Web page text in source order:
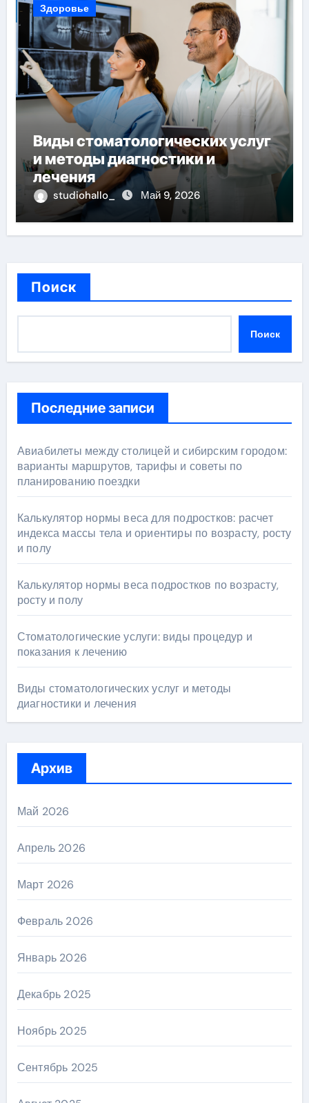
Здоровье
Виды стоматологических услуг
и методы диагностики и
лечения
studiohallo_ Май 9, 2026
Поиск
Поиск
Последние записи
Авиабилеты между столицей и сибирским городом:
варианты маршрутов, тарифы и советы по
планированию поездки
Калькулятор нормы веса для подростков: расчет
индекса массы тела и ориентиры по возрасту, росту
и полу
Калькулятор нормы веса подростков по возрасту,
росту и полу
Стоматологические услуги: виды процедур и
показания к лечению
Виды стоматологических услуг и методы
диагностики и лечения
Архив
Май 2026
Апрель 2026
Март 2026
Февраль 2026
Январь 2026
Декабрь 2025
Ноябрь 2025
Сентябрь 2025